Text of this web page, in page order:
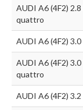
AUDI A6 (4F2) 2.8
quattro
AUDI A6 (4F2)
AUDI A6 (4F2)
quattro
AUDI A6 (4F2) 3.2